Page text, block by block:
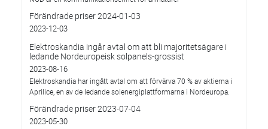
Förändrade priser 2024-01-03
2023-12-03
Elektroskandia ingår avtal om att bli majoritetsägare i
ledande Nordeuropeisk solpanels-grossist
2023-08-16
Elektroskandia har ingått avtal om att förvärva 70 % av aktierna i
Aprilice, en av de ledande solenergiplattformarna i Nordeuropa.
Förändrade priser 2023-07-04
2023-05-30